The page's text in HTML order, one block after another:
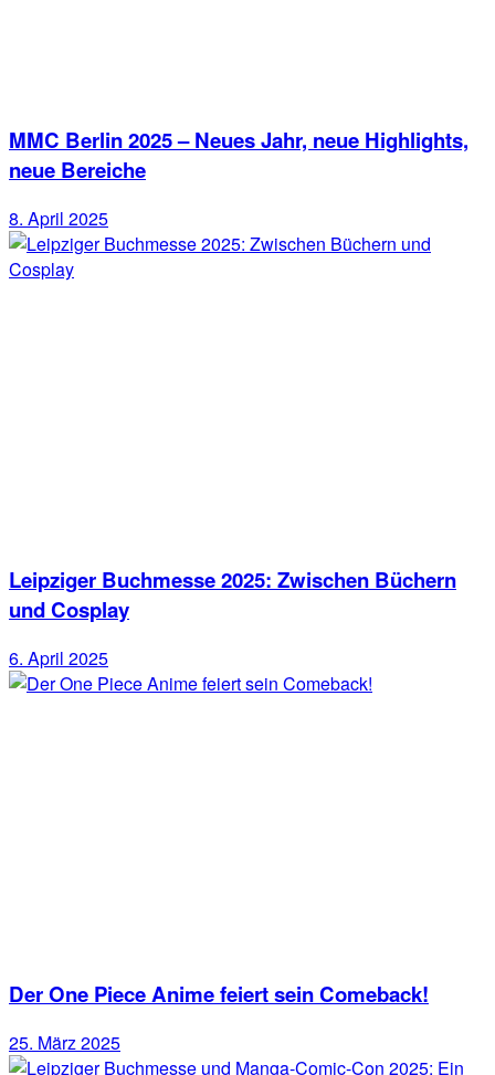
MMC Berlin 2025 – Neues Jahr, neue Highlights,
neue Bereiche
8. April 2025
Leipziger Buchmesse 2025: Zwischen Büchern
und Cosplay
6. April 2025
Der One Piece Anime feiert sein Comeback!
25. März 2025